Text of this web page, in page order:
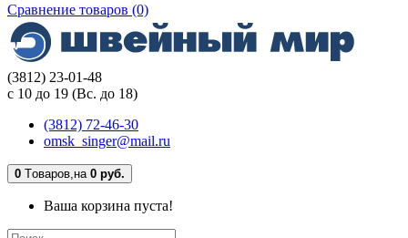
Сравнение товаров (0)
(3812) 23-01-48
с 10 до 19 (Вс. до 18)
(3812) 72-46-30
omsk_singer@mail.ru
0 Tоваров,на 0 руб.
Ваша корзина пуста!